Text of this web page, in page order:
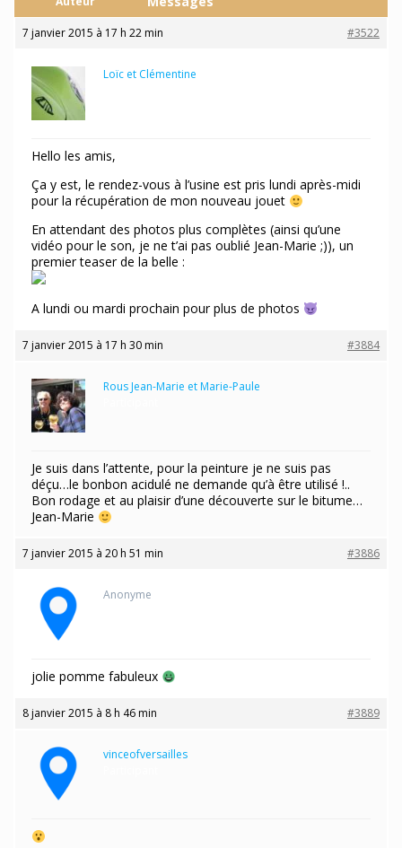
7 janvier 2015 à 17 h 22 min #3522
Loïc et Clémentine
Hello les amis,
Ça y est, le rendez-vous à l’usine est pris lundi après-midi
pour la récupération de mon nouveau jouet
En attendant des photos plus complètes (ainsi qu’une
vidéo pour le son, je ne t’ai pas oublié Jean-Marie ;)), un
premier teaser de la belle :
A lundi ou mardi prochain pour plus de photos
7 janvier 2015 à 17 h 30 min #3884
Rous Jean-Marie et Marie-Paule
Je suis dans l’attente, pour la peinture je ne suis pas
déçu…le bonbon acidulé ne demande qu’à être utilisé !..
Bon rodage et au plaisir d’une découverte sur le bitume…
Jean-Marie
7 janvier 2015 à 20 h 51 min #3886
Anonyme
jolie pomme fabuleux
8 janvier 2015 à 8 h 46 min #3889
vinceofversailles